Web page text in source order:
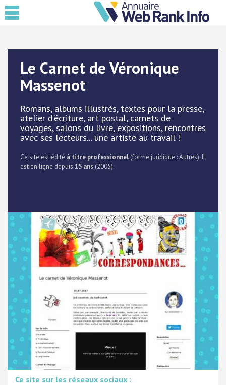
Le Carnet de Véronique
Massenot
Romans, albums illustrés, textes pour la presse,
atelier d'écriture, art postal, carnets de
voyages, salons du livre, expositions, rencontres
avec ses lecteurs... une artiste au travail !
Ce site est édité à titre professionnel (forme juridique : Autres). Il
est en ligne depuis 15 ans (2005).
Ce site sur les réseaux sociaux :